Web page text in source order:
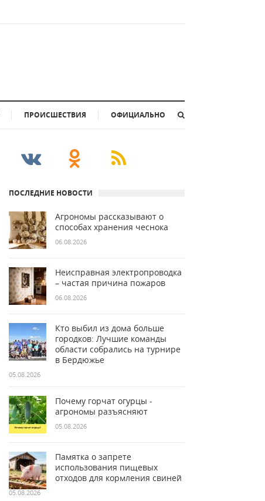
ПРОИСШЕСТВИЯ ОФИЦИАЛЬНО
ПОСЛЕДНИЕ НОВОСТИ
Агрономы рассказывают о
способах хранения чеснока
06.08.2026
Неисправная электропроводка
– частая причина пожаров
06.08.2026
Кто выбил из дома больше
городков: Лучшие команды
области собрались на турнире
в Бердюжье
05.08.2026
Почему горчат огурцы -
агрономы разъясняют
05.08.2026
Памятка о запрете
использования пищевых
отходов для кормления свиней
05.08.2026